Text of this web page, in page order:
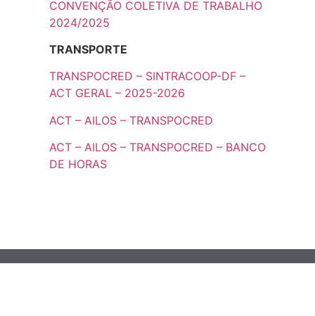
CONVENÇÃO COLETIVA DE TRABALHO
2024/2025
TRANSPORTE
TRANSPOCRED – SINTRACOOP-DF –
ACT GERAL – 2025-2026
ACT – AILOS – TRANSPOCRED
ACT – AILOS – TRANSPOCRED – BANCO
DE HORAS